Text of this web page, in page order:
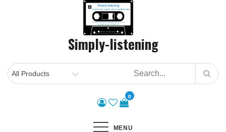
Simply-listening
0
MENU